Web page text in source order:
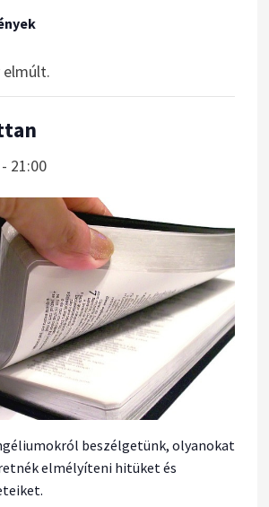
elmúlt.
21:00
beszélgetünk, olyanokat
elmélyíteni hitüket és